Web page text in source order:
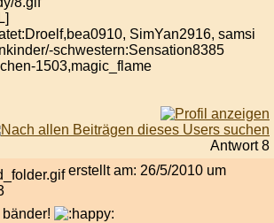
SimYan2916, samsi
schwestern:Sensation8385
1503,magic_flame
Antwort 8
erstellt am: 26/5/2010 um